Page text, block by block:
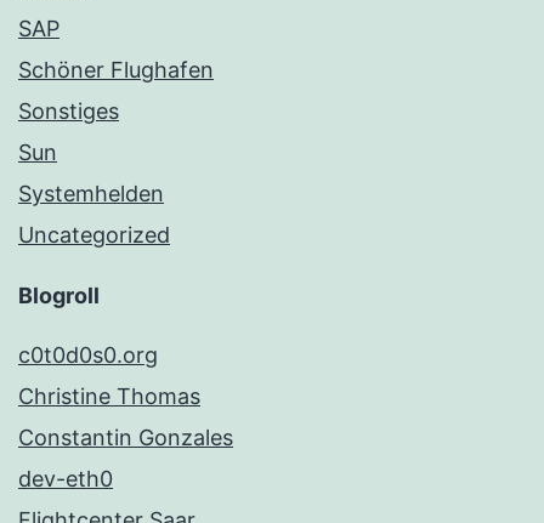
SAP
Schöner Flughafen
Sonstiges
Sun
Systemhelden
Uncategorized
Blogroll
c0t0d0s0.org
Christine Thomas
Constantin Gonzales
dev-eth0